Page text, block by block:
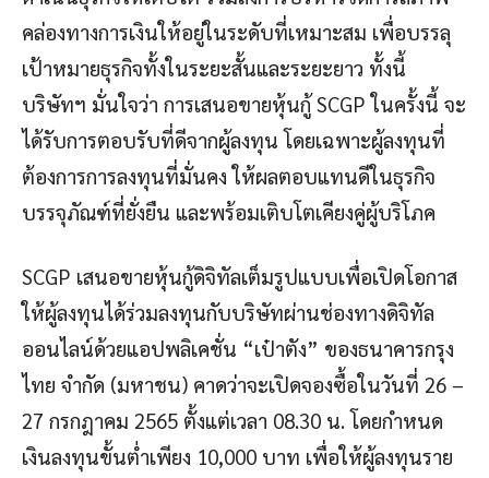
คล่องทางการเงินให้อยู่ในระดับที่เหมาะสม เพื่อบรรลุ
เป้าหมายธุรกิจทั้งในระยะสั้นและระยะยาว ทั้งนี้
บริษัทฯ มั่นใจว่า การเสนอขายหุ้นกู้ SCGP ในครั้งนี้ จะ
ได้รับการตอบรับที่ดีจากผู้ลงทุน โดยเฉพาะผู้ลงทุนที่
ต้องการการลงทุนที่มั่นคง ให้ผลตอบแทนดีในธุรกิจ
บรรจุภัณฑ์ที่ยั่งยืน และพร้อมเติบโตเคียงคู่ผู้บริโภค
SCGP เสนอขายหุ้นกู้ดิจิทัลเต็มรูปแบบเพื่อเปิดโอกาส
ให้ผู้ลงทุนได้ร่วมลงทุนกับบริษัทผ่านช่องทางดิจิทัล
ออนไลน์ด้วยแอปพลิเคชั่น “เป๋าตัง” ของธนาคารกรุง
ไทย จำกัด (มหาชน) คาดว่าจะเปิดจองซื้อในวันที่ 26 –
27 กรกฎาคม 2565 ตั้งแต่เวลา 08.30 น. โดยกำหนด
เงินลงทุนขั้นต่ำเพียง 10,000 บาท เพื่อให้ผู้ลงทุนราย